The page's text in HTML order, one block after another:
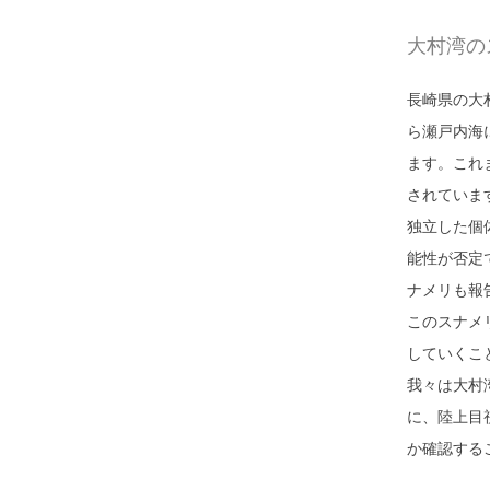
大村湾
長崎県の大
ら瀬戸内海
ます。こ
されていま
独立した個
能性が否定
ナメリも報
このスナメ
していくこ
我々は大村
に、陸上目
か確認する